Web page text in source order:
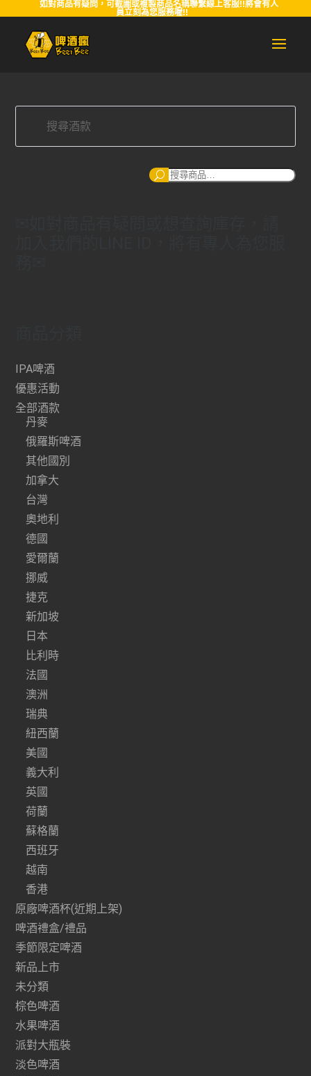
如對商品有疑問，可截圖或複製商品名稱聯繫線上客服!!將會有人
員立刻為您服務喔!!
搜
IPA啤酒
優惠活動
全部酒款
丹麥
俄羅斯啤酒
其他國別
加拿大
台灣
奧地利
德國
愛爾蘭
挪威
捷克
新加坡
日本
比利時
法國
澳洲
瑞典
紐西蘭
美國
義大利
英國
荷蘭
蘇格蘭
西班牙
越南
香港
原廠啤酒杯(近期上架)
啤酒禮盒/禮品
季節限定啤酒
新品上市
未分類
棕色啤酒
水果啤酒
派對大瓶裝
淡色啤酒